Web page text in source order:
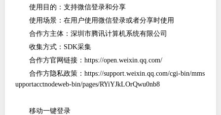
使用目的：支持微信登录和分享
使用场景：在用户使用微信登录或者分享时使用
合作方主体：深圳市腾讯计算机系统有限公司
收集方式： SDK采集
合作方官网链接：https://open.weixin.qq.com/
合作方隐私政策：https://support.weixin.qq.com/cgi-bin/mms
upportacctnodeweb-bin/pages/RYiYJkLOrQwu0nb8
移动一键登录